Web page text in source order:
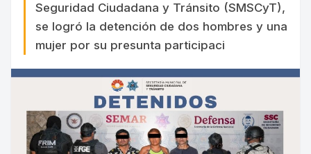
Seguridad Ciudadana y Tránsito (SMSCyT),
se logró la detención de dos hombres y una
mujer por su presunta participaci